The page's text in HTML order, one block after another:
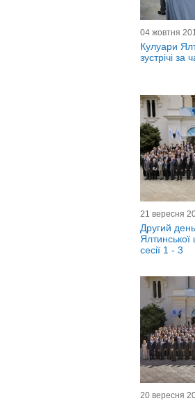
04 жовтня
Кулуари
зустрічі за
21 вересня
Другий
Ялтинської
сесії 1 - 3
20 вересня